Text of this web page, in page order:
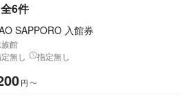
全6件
SAPPORO 入館券
館
無し
指定無し
円 〜